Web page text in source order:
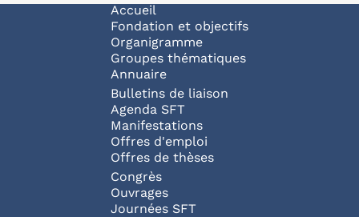
Navigation principale
Accueil
Fondation et objectifs
Organigramme
Groupes thématiques
Annuaire
Bulletins de liaison
Agenda SFT
Manifestations
Offres d'emploi
Offres de thèses
Congrès
Ouvrages
Journées SFT